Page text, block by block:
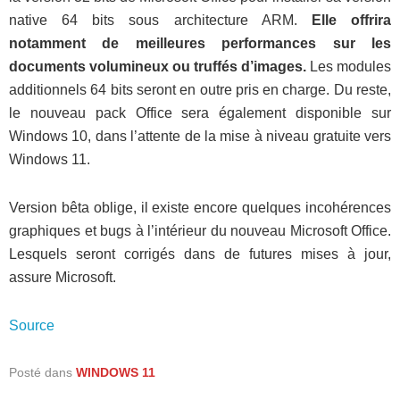
native 64 bits sous architecture ARM.
Elle offrira
notamment de meilleures performances sur les
documents volumineux ou truffés d’images. Les modules
additionnels 64 bits seront en outre pris en charge. Du reste,
le nouveau pack Office sera également disponible sur
Windows 10, dans l’attente de la mise à niveau gratuite vers
Windows 11.
Version bêta oblige, il existe encore quelques incohérences
graphiques et bugs à l’intérieur du nouveau Microsoft Office.
Lesquels seront corrigés dans de futures mises à jour,
assure Microsoft.
Source
Posté dans WINDOWS 11